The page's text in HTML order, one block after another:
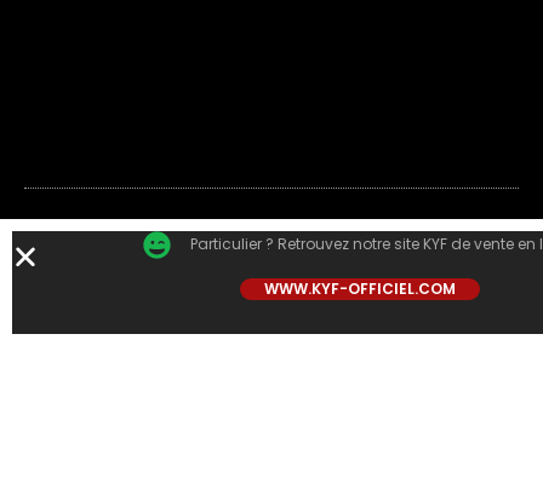
Particulier ? Retrouvez notre site KYF de vente en
WWW.KYF-OFFICIEL.COM